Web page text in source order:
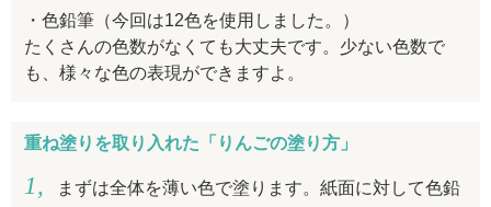
色鉛筆（今回は12色を使用しました。）
たくさんの色数がなくても大丈夫です。少ない色数で
も、様々な色の表現ができますよ。
重ね塗りを取り入れた「りんごの塗り方」
まずは全体を薄い色で塗ります。紙面に対して色鉛